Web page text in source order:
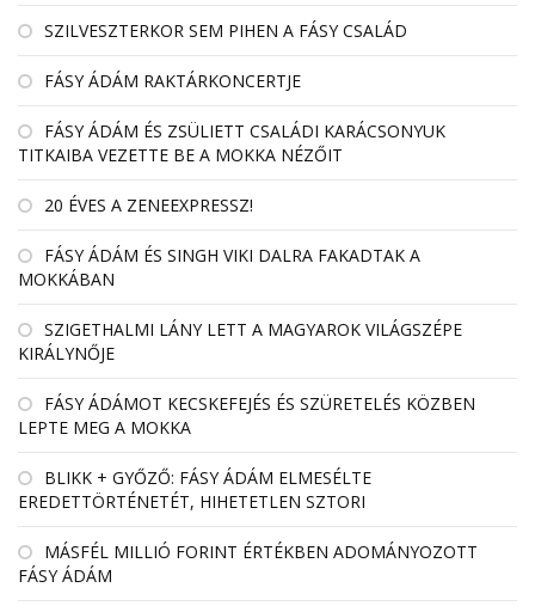
SZILVESZTERKOR SEM PIHEN A FÁSY CSALÁD
FÁSY ÁDÁM RAKTÁRKONCERTJE
FÁSY ÁDÁM ÉS ZSÜLIETT CSALÁDI KARÁCSONYUK
TITKAIBA VEZETTE BE A MOKKA NÉZŐIT
20 ÉVES A ZENEEXPRESSZ!
FÁSY ÁDÁM ÉS SINGH VIKI DALRA FAKADTAK A
MOKKÁBAN
SZIGETHALMI LÁNY LETT A MAGYAROK VILÁGSZÉPE
KIRÁLYNŐJE
FÁSY ÁDÁMOT KECSKEFEJÉS ÉS SZÜRETELÉS KÖZBEN
LEPTE MEG A MOKKA
BLIKK + GYŐZŐ: FÁSY ÁDÁM ELMESÉLTE
EREDETTÖRTÉNETÉT, HIHETETLEN SZTORI
MÁSFÉL MILLIÓ FORINT ÉRTÉKBEN ADOMÁNYOZOTT
FÁSY ÁDÁM